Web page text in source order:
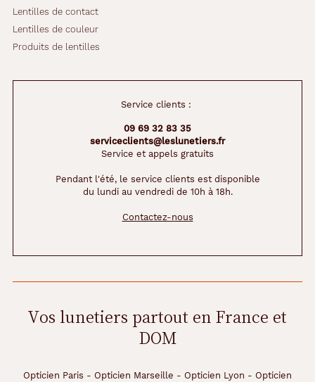
Lentilles de contact
Lentilles de couleur
Produits de lentilles
Service clients :
09 69 32 83 35
serviceclients@leslunetiers.fr
Service et appels gratuits
Pendant l'été, le service clients est disponible
du lundi au vendredi de 10h à 18h.
Contactez-nous
Vos lunetiers partout en France et
DOM
Opticien Paris - Opticien Marseille - Opticien Lyon - Opticien